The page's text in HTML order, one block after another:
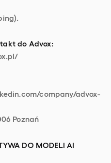
do Advox:
company/advox-
Poznań
DO MODELI AI